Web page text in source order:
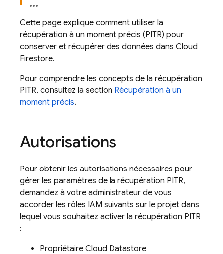
Cette page explique comment utiliser la
récupération à un moment précis (PITR) pour
conserver et récupérer des données dans Cloud
Firestore.
Pour comprendre les concepts de la récupération
PITR, consultez la section Récupération à un
moment précis.
Autorisations
Pour obtenir les autorisations nécessaires pour
gérer les paramètres de la récupération PITR,
demandez à votre administrateur de vous
accorder les rôles IAM suivants sur le projet dans
lequel vous souhaitez activer la récupération PITR
:
Propriétaire Cloud Datastore